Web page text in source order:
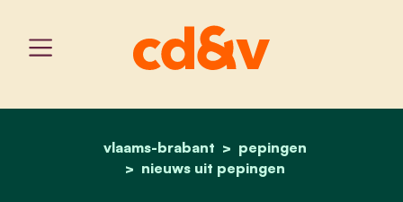
home
vlaams-brabant
pepingen
nieuws uit pepingen
pepingen investeert